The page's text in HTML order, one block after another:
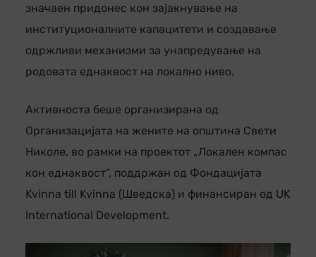
значаен придонес кон зајакнување на
институционалните капацитети и создавање
одржливи механизми за унапредување на
родовата еднаквост на локално ниво.
Активноста беше организирана од
Организацијата на жените на општина Свети
Николе, во рамки на проектот „Локален компас
кон еднаквост“, поддржан од Фондацијата
Kvinna till Kvinna (Шведска) и финансиран од UK
International Development.